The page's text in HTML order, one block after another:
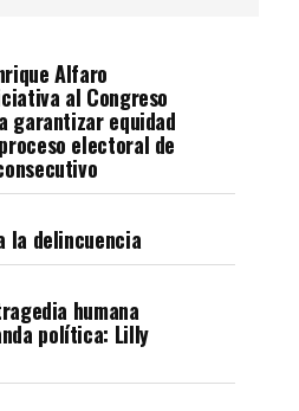
Alfaro
al Congreso
garantizar equidad
electoral de
la delincuencia
humana
política: Lilly